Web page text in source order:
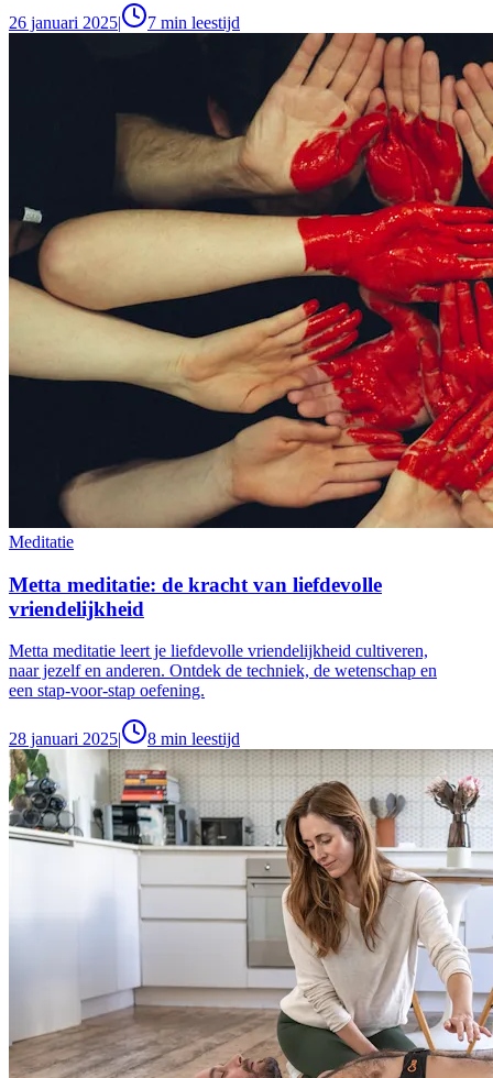
26 januari 2025| 7 min leestijd
Meditatie
Metta meditatie: de kracht van liefdevolle
vriendelijkheid
Metta meditatie leert je liefdevolle vriendelijkheid cultiveren,
naar jezelf en anderen. Ontdek de techniek, de wetenschap en
een stap-voor-stap oefening.
28 januari 2025| 8 min leestijd